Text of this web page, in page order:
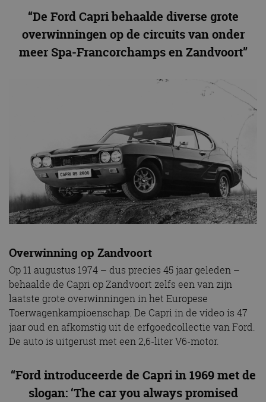
“De Ford Capri behaalde diverse grote
overwinningen op de circuits van onder
meer Spa-Francorchamps en Zandvoort”
Overwinning op Zandvoort
Op 11 augustus 1974 – dus precies 45 jaar geleden –
behaalde de Capri op Zandvoort zelfs een van zijn
laatste grote overwinningen in het Europese
Toerwagenkampioenschap. De Capri in de video is 47
jaar oud en afkomstig uit de erfgoedcollectie van Ford.
De auto is uitgerust met een 2,6-liter V6-motor.
“Ford introduceerde de Capri in 1969 met de
slogan: ‘The car you always promised